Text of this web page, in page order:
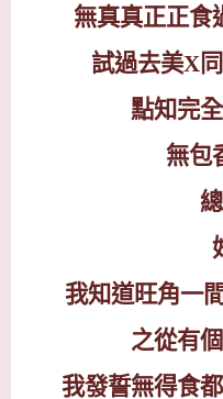
無真真正正食
試過去美X
點知完
無包
我知道旺角一
之從有
我發誓無得食